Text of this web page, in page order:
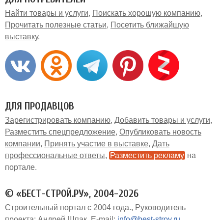
Найти товары и услуги
Поискать хорошую компанию
Прочитать полезные статьи
Посетить ближайшую
выставку
ДЛЯ ПРОДАВЦОВ
Зарегистрировать компанию Добавить товары и услуги
Разместить спецпредложение Опубликовать новость
компании
Принять участие в выставке Дать
профессиональные ответы
Разместить рекламу на
портале
© «БЕСТ-СТРОЙ.РУ», 2004-2026
Строительный портал с 2004 года.
Руководитель